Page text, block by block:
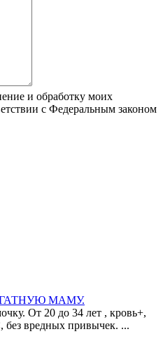
и обработку моих
с Федеральным законом
МАМУ.
От 20 до 34 лет , кровь+,
вредных привычек. ...